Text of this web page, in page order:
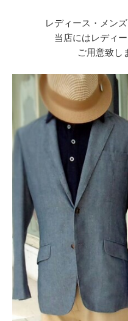
レディース・メン
当店にはレディ
ご用意致し